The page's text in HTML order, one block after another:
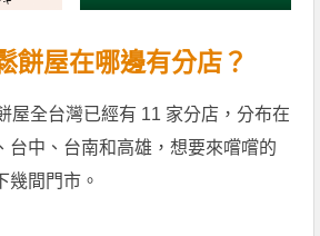
餅屋在哪邊有分店？
屋全台灣已經有 11 家分店，分布在
台中、台南和高雄，想要來嚐嚐的
幾間門市。